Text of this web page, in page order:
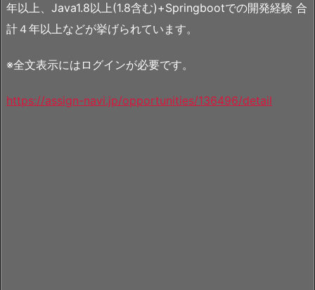
年以上、Java1.8以上(1.8含む)+Springbootでの開発経験 合
計４年以上などが挙げられています。
※全文表示にはログインが必要です。
https://assign-navi.jp/opportunities/136496/detail